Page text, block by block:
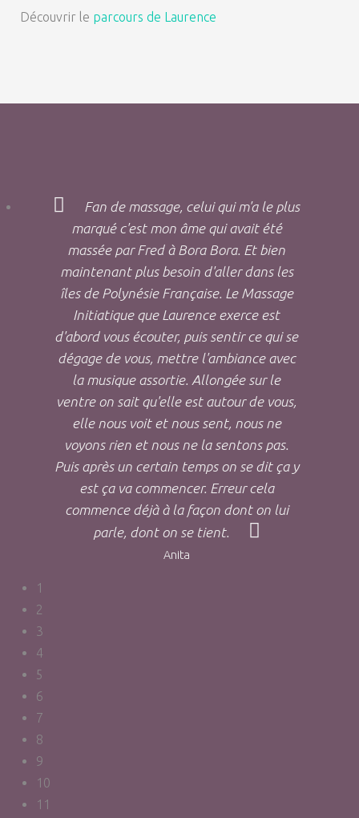
Découvrir le parcours de Laurence
Fan de massage, celui qui m'a le plus
marqué c'est mon âme qui avait été
massée par Fred à Bora Bora. Et bien
maintenant plus besoin d'aller dans les
îles de Polynésie Française. Le Massage
Initiatique que Laurence exerce est
d'abord vous écouter, puis sentir ce qui se
dégage de vous, mettre l'ambiance avec
la musique assortie. Allongée sur le
ventre on sait qu'elle est autour de vous,
elle nous voit et nous sent, nous ne
voyons rien et nous ne la sentons pas.
Puis après un certain temps on se dit ça y
est ça va commencer. Erreur cela
commence déjà à la façon dont on lui
parle, dont on se tient.
Anita
1
2
3
4
5
6
7
8
9
10
11